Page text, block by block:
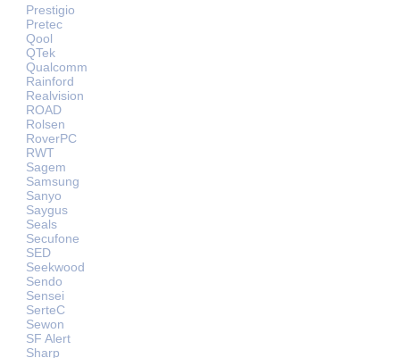
Prestigio
Pretec
Qool
QTek
Qualcomm
Rainford
Realvision
ROAD
Rolsen
RoverPC
RWT
Sagem
Samsung
Sanyo
Saygus
Seals
Secufone
SED
Seekwood
Sendo
Sensei
SerteC
Sewon
SF Alert
Sharp